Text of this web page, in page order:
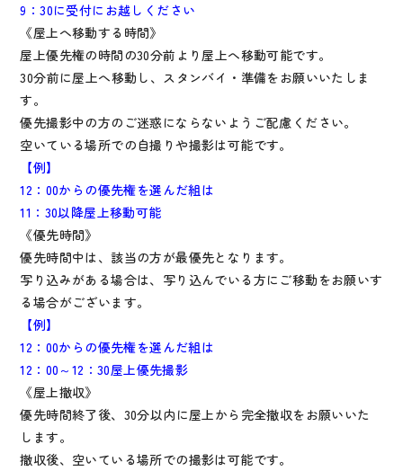
9：30に受付にお越しください
《屋上へ移動する時間》
屋上優先権の時間の30分前より屋上へ移動可能です。
30分前に屋上へ移動し、スタンバイ・準備をお願いいたしま
す。
優先撮影中の方のご迷惑にならないようご配慮ください。
空いている場所での自撮りや撮影は可能です。
【例】
12：00からの優先権を選んだ組は
11：30以降屋上移動可能
《優先時間》
優先時間中は、該当の方が最優先となります。
写り込みがある場合は、写り込んでいる方にご移動をお願いす
る場合がございます。
【例】
12：00からの優先権を選んだ組は
12：00～12：30屋上優先撮影
《屋上撤収》
優先時間終了後、30分以内に屋上から完全撤収をお願いいた
します。
撤収後、空いている場所での撮影は可能です。